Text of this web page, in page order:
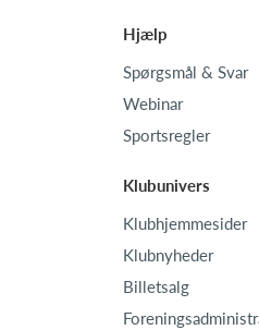
Hjælp
Spørgsmål & Svar
Webinar
Sportsregler
Klubunivers
Klubhjemmesider
Klubnyheder
Billetsalg